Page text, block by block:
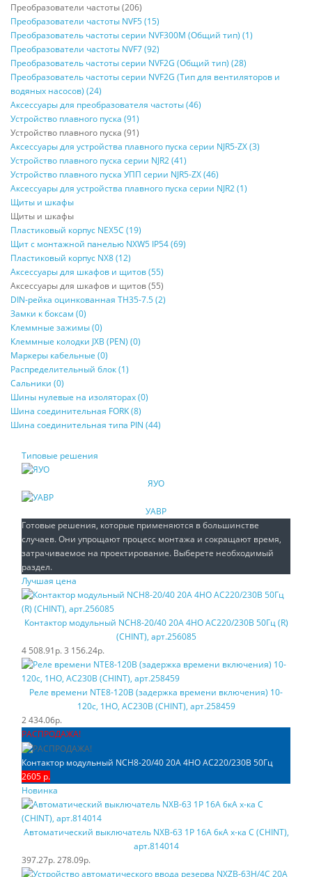
Преобразователи частоты (206)
Преобразователи частоты NVF5 (15)
Преобразователь частоты серии NVF300M (Общий тип) (1)
Преобразователи частоты NVF7 (92)
Преобразователь частоты серии NVF2G (Общий тип) (28)
Преобразователь частоты серии NVF2G (Тип для вентиляторов и
водяных насосов) (24)
Аксессуары для преобразователя частоты (46)
Устройство плавного пуска (91)
Устройство плавного пуска (91)
Аксессуары для устройства плавного пуска серии NJR5-ZX (3)
Устройство плавного пуска серии NJR2 (41)
Устройство плавного пуска УПП серии NJR5-ZX (46)
Аксессуары для устройства плавного пуска серии NJR2 (1)
Щиты и шкафы
Щиты и шкафы
Пластиковый корпус NEX5C (19)
Щит с монтажной панелью NXW5 IP54 (69)
Пластиковый корпус NX8 (12)
Аксессуары для шкафов и щитов (55)
Аксессуары для шкафов и щитов (55)
DIN-рейка оцинкованная TH35-7.5 (2)
Замки к боксам (0)
Клеммные зажимы (0)
Клеммные колодки JXB (PEN) (0)
Маркеры кабельные (0)
Распределительный блок (1)
Сальники (0)
Шины нулевые на изоляторах (0)
Шина соединительная FORK (8)
Шина соединительная типа PIN (44)
Типовые решения
ЯУО
УАВР
Готовые решения, которые применяются в большинстве
случаев. Они упрощают процесс монтажа и сокращают время,
затрачиваемое на проектирование. Выберете необходимый
раздел.
Лучшая цена
Контактор модульный NCH8-20/40 20A 4НО AC220/230В 50Гц (R)
(CHINT), арт.256085
4 508.91р.3 156.24р.
Реле времени NTE8-120B (задержка времени включения) 10-
120с, 1НО, AC230B (CHINT), арт.258459
2 434.06р.
РАСПРОДАЖА!
Контактор модульный NCH8-20/40 20A 4НО AC220/230В 50Гц
2605 р.
Новинка
Автоматический выключатель NXB-63 1P 16A 6кА х-ка C (CHINT),
арт.814014
397.27р.278.09р.